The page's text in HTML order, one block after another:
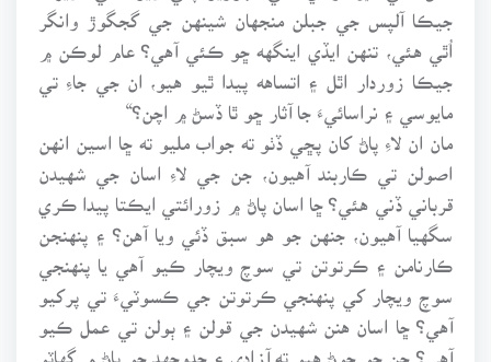
جيڪا آلپس جي جبلن منجهان شينهن جي گجگوڙ وانگر
اُٿي هئي، تنهن ايڏي اينگهه ڇو ڪئي آهي؟ عام لوڪن ۾
جيڪا زوردار اٿل ۽ اتساهه پيدا ٿيو هيو، ان جي جاءِ تي
مايوسي ۽ نراسائيءَ جا آثار ڇو ٿا ڏسڻ ۾ اچن؟“
مان ان لاءِ پاڻ کان پڇي ڏٺو ته جواب مليو ته ڇا اسين انهن
اصولن تي ڪاربند آهيون، جن جي لاءِ اسان جي شهيدن
قرباني ڏني هئي؟ ڇا اسان پاڻ ۾ زورائتي ايڪتا پيدا ڪري
سگهيا آهيون، جنهن جو هو سبق ڏئي ويا آهن؟ ۽ پنهنجن
ڪارنامن ۽ ڪرتوتن تي سوچ ويچار ڪيو آهي يا پنهنجي
سوچ ويچار کي پنهنجي ڪرتوتن جي ڪسوٽيءَ تي پرکيو
آهي؟ ڇا اسان هنن شهيدن جي قولن ۽ ٻولن تي عمل ڪيو
آهي؟ جن جو چوڻ هيو ته آزادي ۽ جدوجهد جو پاڻ ۾ گهاٽو